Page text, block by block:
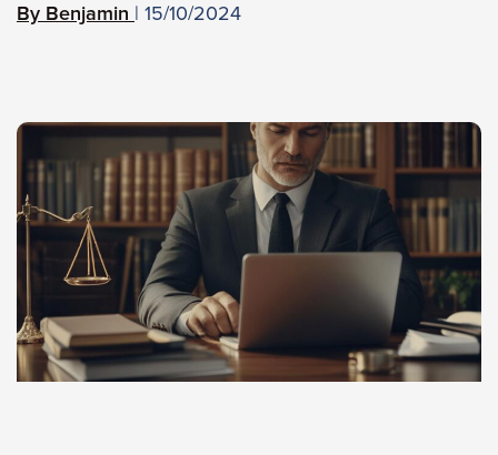
Benjamin 15/10/2024